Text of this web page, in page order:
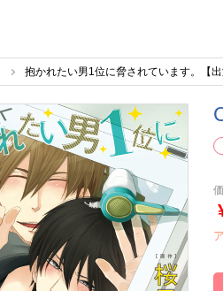
抱かれたい男1位に脅されています。【